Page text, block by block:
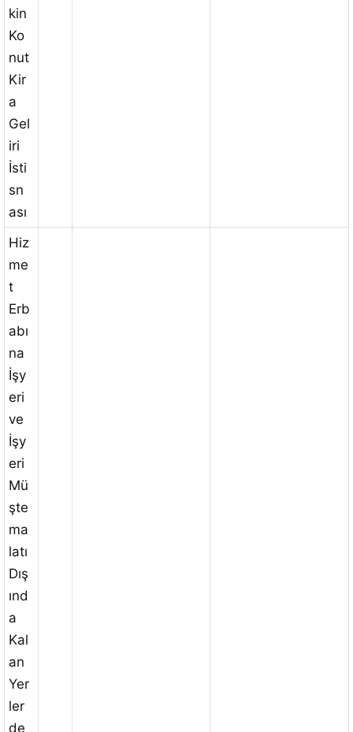
kin
Ko
nut
Kir
a
Gel
iri
İsti
sn
ası
Hiz
me
t
Erb
abı
na
İşy
eri
ve
İşy
eri
Mü
şte
ma
latı
Dış
ınd
a
Kal
an
Yer
ler
de